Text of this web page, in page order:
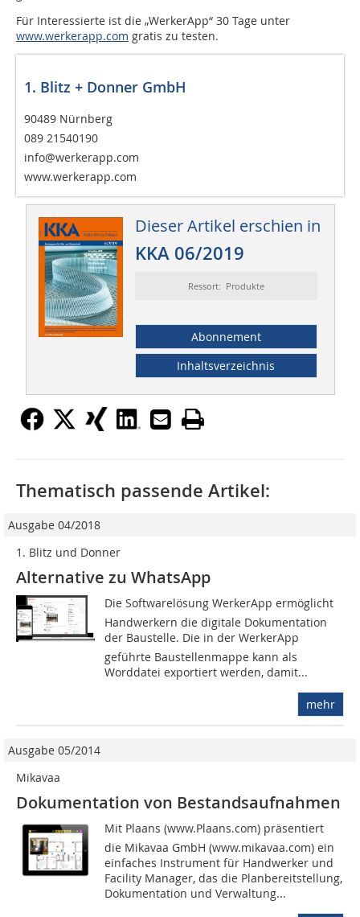
Für Interessierte ist die „WerkerApp“ 30 Tage unter
www.werkerapp.com gratis zu testen.
1. Blitz + Donner GmbH
90489 Nürnberg
089 21540190
info@werkerapp.com
www.werkerapp.com
Dieser Artikel erschien in
KKA 06/2019
Ressort: Produkte
Abonnement
Inhaltsverzeichnis
Thematisch passende Artikel:
Ausgabe 04/2018
1. Blitz und Donner
Alternative zu WhatsApp
Die Softwarelösung WerkerApp ermöglicht
Handwerkern die digitale Dokumentation
der Baustelle. Die in der WerkerApp
geführte Baustellenmappe kann als
Worddatei exportiert werden, damit...
mehr
Ausgabe 05/2014
Mikavaa
Dokumentation von Bestandsaufnahmen
Mit Plaans (www.Plaans.com) präsentiert
die Mikavaa GmbH (www.mikavaa.com) ein
einfaches Instrument für Handwerker und
Facility Manager, das die Planbereitstellung,
Dokumentation und Verwaltung...